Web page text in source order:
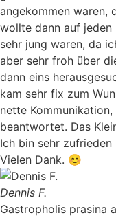
angekommen waren,
wollte dann auf jeden
sehr jung waren, da
aber sehr froh über
dann eins
kam sehr fix zum
nette
beantwortet. Das
Ich bin sehr
Vielen Dank. 😊
Dennis F.
Gastropholis prasina